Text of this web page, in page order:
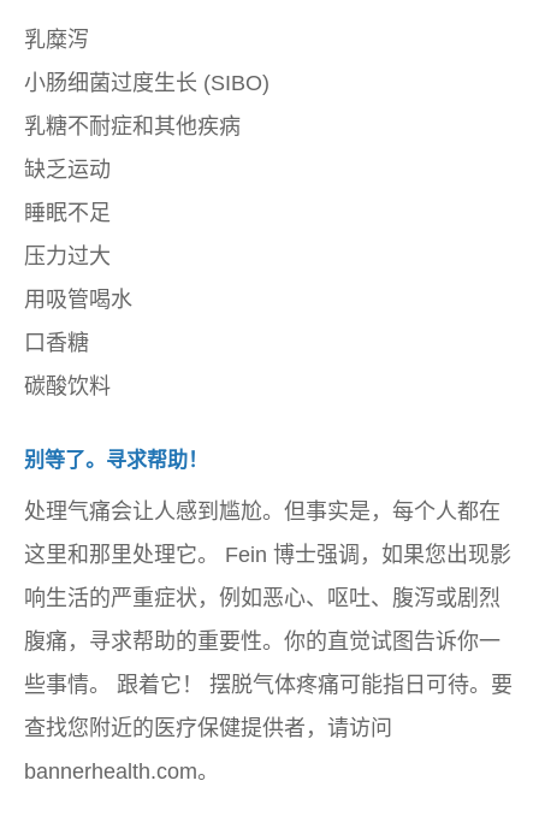
乳糜泻
小肠细菌过度生长 (SIBO)
乳糖不耐症和其他疾病
缺乏运动
睡眠不足
压力过大
用吸管喝水
口香糖
碳酸饮料
别等了。寻求帮助！
处理气痛会让人感到尴尬。但事实是，每个人都在
这里和那里处理它。 Fein 博士强调，如果您出现影
响生活的严重症状，例如恶心、呕吐、腹泻或剧烈
腹痛，寻求帮助的重要性。你的直觉试图告诉你一
些事情。 跟着它！ 摆脱气体疼痛可能指日可待。要
查找您附近的医疗保健提供者，请访问
bannerhealth.com。